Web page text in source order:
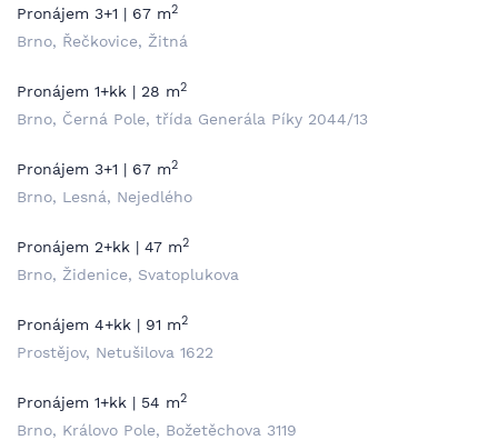
Pronájem 3+1 | 67 m2
Brno, Řečkovice, Žitná
Pronájem 1+kk | 28 m2
Brno, Černá Pole, třída Generála Píky 2044/13
Pronájem 3+1 | 67 m2
Brno, Lesná, Nejedlého
Pronájem 2+kk | 47 m2
Brno, Židenice, Svatoplukova
Pronájem 4+kk | 91 m2
Prostějov, Netušilova 1622
Pronájem 1+kk | 54 m2
Brno, Královo Pole, Božetěchova 3119